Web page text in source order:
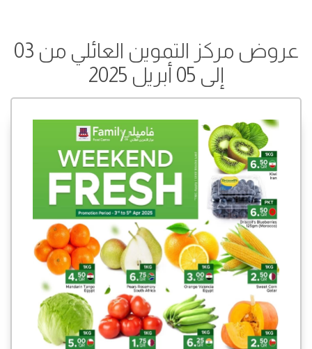
عروض مركز التموين العائلي من 03
إلى 05 أبريل 2025